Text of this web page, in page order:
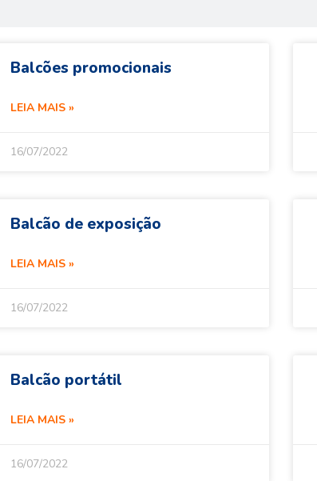
Balcões promocionais
LEIA MAIS »
16/07/2022
Balcão de exposição
LEIA MAIS »
16/07/2022
Balcão portátil
LEIA MAIS »
16/07/2022